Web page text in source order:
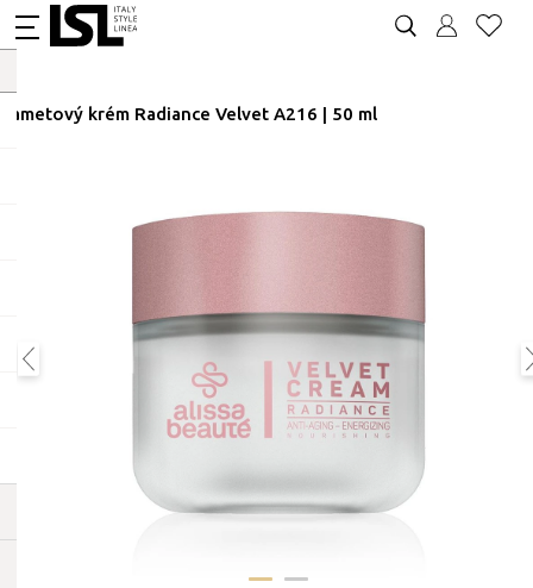
Sametový krém Radiance Velvet A216 | 50 ml